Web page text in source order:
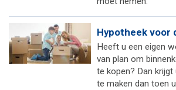
Hypotheek voor
Heeft u een eigen
van plan om
te kopen? Dan
te maken dan toen